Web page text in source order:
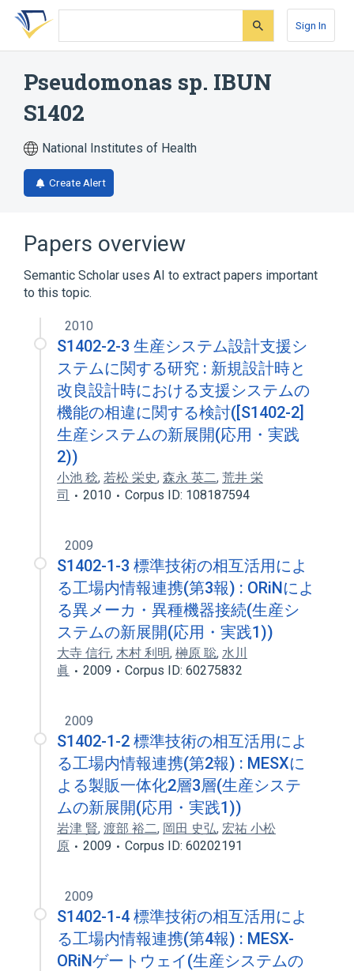
Skip
search
Skip
Skip
account
Sign In
Pseudomonas sp. IBUN
S1402
National Institutes of Health
Create Alert
Papers overview
Semantic Scholar uses AI to extract papers important
to this topic.
2010
S1402-2-3 生産システム設計支援シ
ステムに関する研究 : 新規設計時と
改良設計時における支援システムの
機能の相違に関する検討([S1402-2]
生産システムの新展開(応用・実践
2))
小池 稔, 若松 栄史, 森永 英二, 荒井 栄
司
2010 Corpus ID: 108187594
2009
S1402-1-3 標準技術の相互活用によ
る工場内情報連携(第3報) : ORiNによ
る異メーカ・異種機器接続(生産シ
ステムの新展開(応用・実践1))
大寺 信行, 木村 利明, 榊原 聡, 水川
眞
2009 Corpus ID: 60275832
2009
S1402-1-2 標準技術の相互活用によ
る工場内情報連携(第2報) : MESXに
よる製販一体化2層3層(生産システ
ムの新展開(応用・実践1))
岩津 賢, 渡部 裕二, 岡田 史弘, 宏祐 小松
原
2009 Corpus ID: 60202191
2009
S1402-1-4 標準技術の相互活用によ
る工場内情報連携(第4報) : MESX-
ORiNゲートウェイ(生産システムの